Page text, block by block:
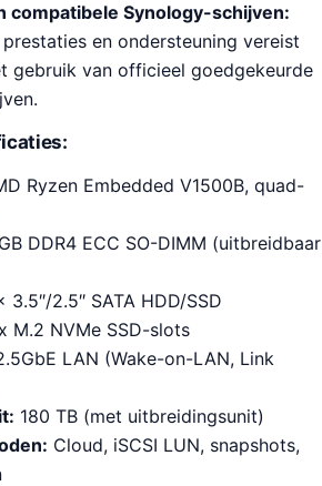
compatibele Synology-schijven:
en ondersteuning vereist
gebruik van officieel goedgekeurde
Ryzen Embedded V1500B, quad-
DDR4 ECC SO-DIMM (uitbreidbaar
3.5″/2.5″ SATA HDD/SSD
M.2 NVMe SSD-slots
LAN (Wake-on-LAN, Link
180 TB (met uitbreidingsunit)
Cloud, iSCSI LUN, snapshots,